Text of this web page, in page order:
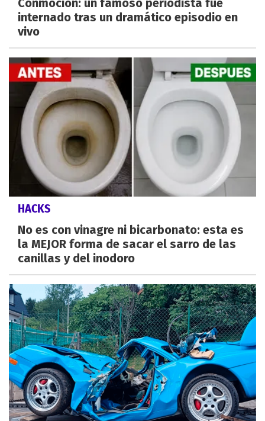
Conmoción: un famoso periodista fue
internado tras un dramático episodio en
vivo
HACKS
No es con vinagre ni bicarbonato: esta es
la MEJOR forma de sacar el sarro de las
canillas y del inodoro